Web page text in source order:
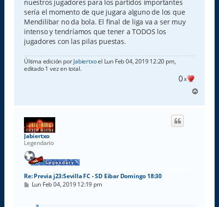
nuestros jugadores para los partidos importantes
sería el momento de que jugara alguno de los que
Mendilibar no da bola. El final de liga va a ser muy
intenso y tendríamos que tener a TODOS los
jugadores con las pilas puestas.
Última edición porJabiertxoel Lun Feb 04, 2019 12:20 pm,
editado 1 vez en total.
0x
r
Jabiertxo
Legendario
Re: Previa j23:Sevilla FC - SD Eibar Domingo 18:30
M
Lun Feb 04, 2019 12:19 pm